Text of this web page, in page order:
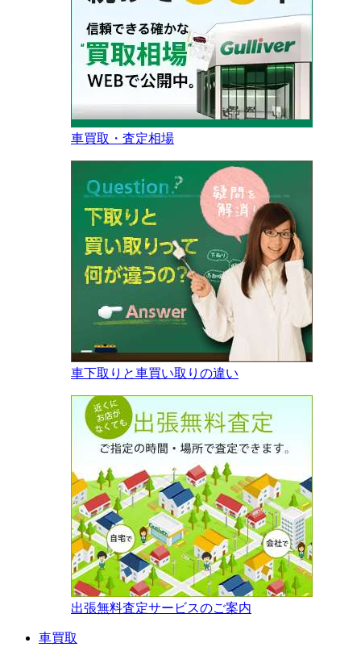
車買取・査定相場
車下取りと車買い取りの違い
出張無料査定サービスのご案内
車買取